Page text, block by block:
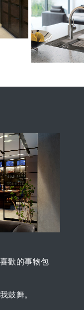
歡的事物包
鼓舞。